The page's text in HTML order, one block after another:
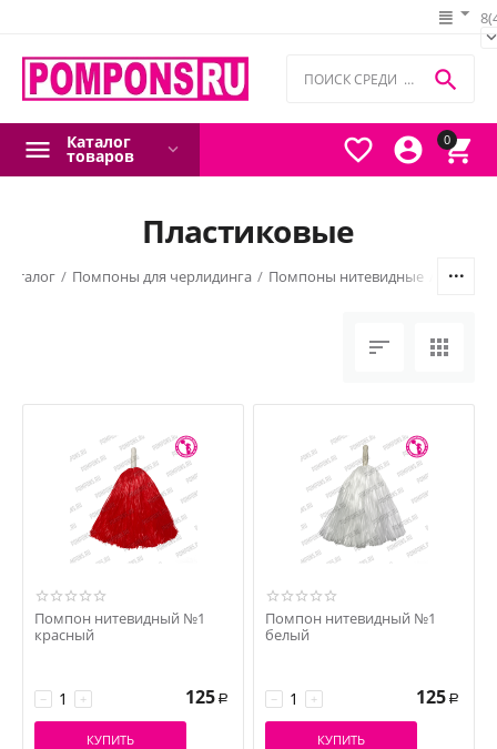
0




Каталог
товаров
Пластиковые
Каталог / Помпоны для черлидинга / Помпоны нитевидные
 
Помпон нитевидный №1
красный
+
− 125 Р
КУПИТЬ
Помпон нитевидный №1
белый
+
− 125 Р
КУПИТЬ